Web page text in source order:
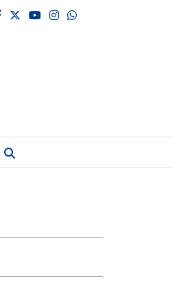
facebook
twitter
youtube
instagram
whatsapp